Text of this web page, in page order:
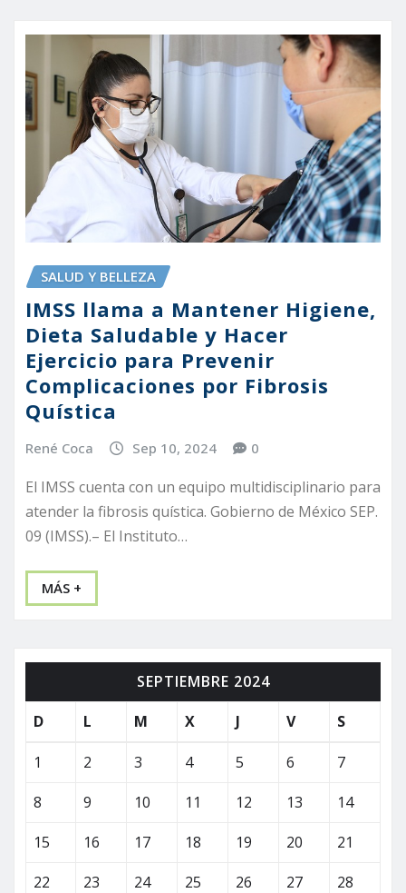
SALUD Y BELLEZA
IMSS llama a Mantener Higiene,
Dieta Saludable y Hacer
Ejercicio para Prevenir
Complicaciones por Fibrosis
Quística
René Coca Sep 10, 2024 0
El IMSS cuenta con un equipo multidisciplinario para
atender la fibrosis quística. Gobierno de México SEP.
09 (IMSS).– El Instituto…
MÁS +
SEPTIEMBRE 2024
D
L M X J V S
1 2 3 4 5 6
7
8
9 10 11 12 13
14
15
16 17 18 19 20
21
22
23 24 25 26 27
28